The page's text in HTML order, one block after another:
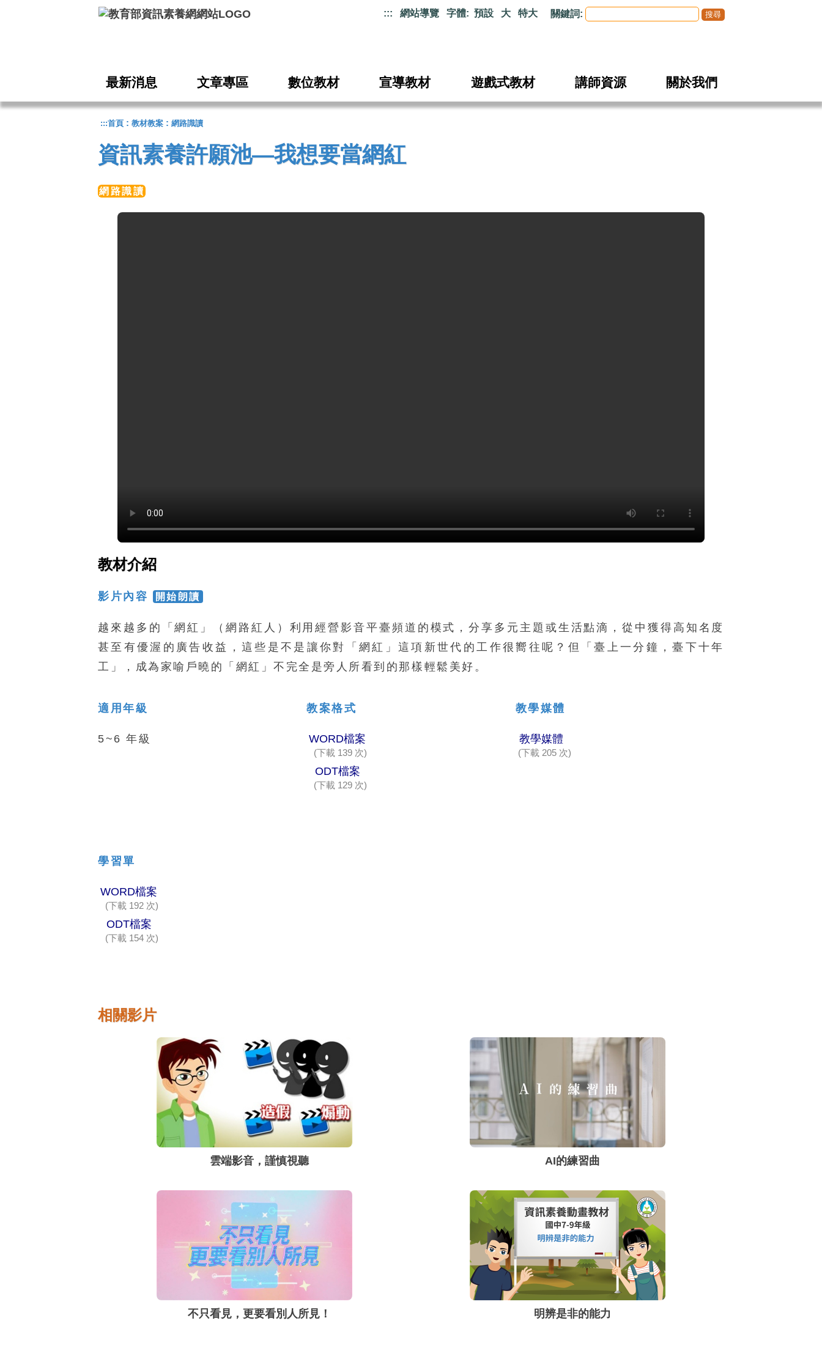
::: 網站導覽 字體: 預設 大 特大 關鍵詞:
最新消息 文章專區 數位教材 宣導教材 遊戲式教材 講師資源 關於我們
:::首頁 : 教材教案 : 網路識讀
資訊素養許願池—我想要當網紅
網路識讀
教材介紹
影片內容 開始朗讀
越來越多的「網紅」（網路紅人）利用經營影音平臺頻道的模式，分享多元主題或生活點滴，從中獲得高知名度
甚至有優渥的廣告收益，這些是不是讓你對「網紅」這項新世代的工作很嚮往呢？但「臺上一分鐘，臺下十年
工」，成為家喻戶曉的「網紅」不完全是旁人所看到的那樣輕鬆美好。
適用年級
5~6 年級
教案格式
WORD檔案
(下載 139 次)
ODT檔案
(下載 129 次)
教學媒體
教學媒體
(下載 205 次)
學習單
WORD檔案
(下載 192 次)
ODT檔案
(下載 154 次)
相關影片
雲端影音，謹慎視聽 AI的練習曲
不只看見，更要看別人所見！ 明辨是非的能力